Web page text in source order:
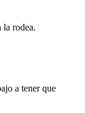
la rodea.
a tener que